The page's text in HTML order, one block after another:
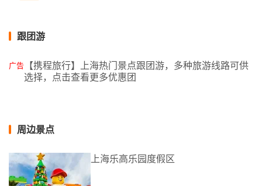
跟团游
广告 【携程旅行】上海热门景点跟团游，多种旅游线路可供
选择，点击查看更多优惠团
周边景点
上海乐高乐园度假区